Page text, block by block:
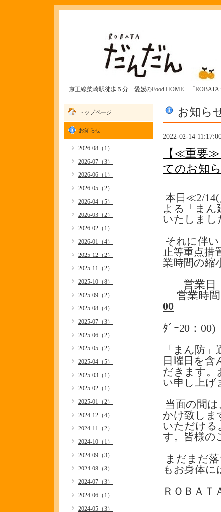
京王線柴崎駅徒歩５分 愛媛のFood HOME 「ROBATA
お知ら
2022-02-14 11:17:00
【≪重要
てのお知
本日≪2/
よる「まん
いたしまし
それに伴
止等重点措
業時間の縮
営
営業時
00
ﾀﾞｰ20：00)
「まん防
日曜日を含
だきます。
い申し上げ
当面の間
かけ致しま
いただける
す。皆様の
まだまだ
もお身体に
ＲＯＢＡ
トップページ
お知らせ
2026-08（1）
2026-07（3）
2026-06（1）
2026-05（2）
2026-04（5）
2026-03（2）
2026-02（1）
2026-01（4）
2025-12（2）
2025-11（2）
2025-10（8）
2025-09（2）
2025-08（4）
2025-07（3）
2025-06（2）
2025-05（2）
2025-04（5）
2025-03（1）
2025-02（1）
2025-01（2）
2024-12（4）
2024-11（2）
2024-10（1）
2024-09（3）
2024-08（3）
2024-07（3）
2024-06（1）
2024-05（3）